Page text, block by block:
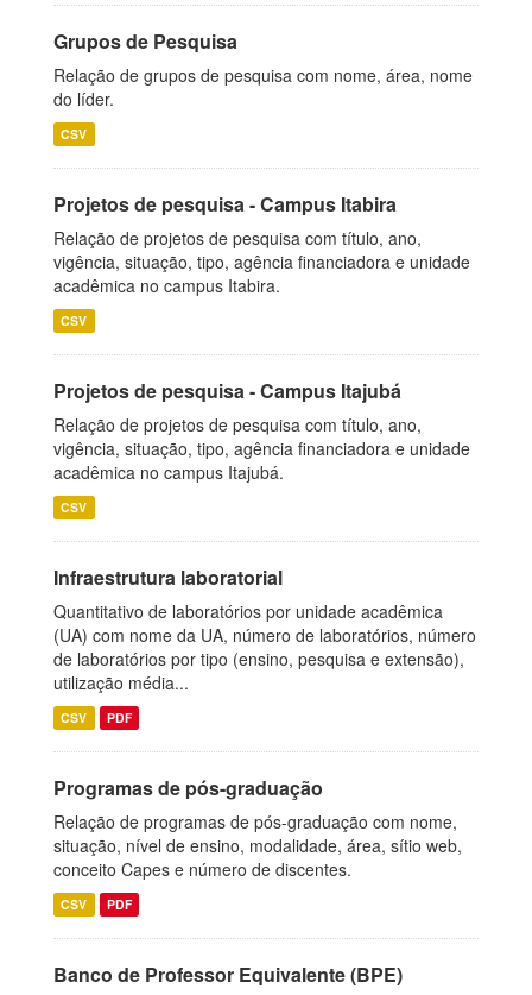
Grupos de Pesquisa
Relação de grupos de pesquisa com nome, área, nome
do líder.
CSV
Projetos de pesquisa - Campus Itabira
Relação de projetos de pesquisa com título, ano,
vigência, situação, tipo, agência financiadora e unidade
acadêmica no campus Itabira.
CSV
Projetos de pesquisa - Campus Itajubá
Relação de projetos de pesquisa com título, ano,
vigência, situação, tipo, agência financiadora e unidade
acadêmica no campus Itajubá.
CSV
Infraestrutura laboratorial
Quantitativo de laboratórios por unidade acadêmica
(UA) com nome da UA, número de laboratórios, número
de laboratórios por tipo (ensino, pesquisa e extensão),
utilização média...
CSV PDF
Programas de pós-graduação
Relação de programas de pós-graduação com nome,
situação, nível de ensino, modalidade, área, sítio web,
conceito Capes e número de discentes.
CSV PDF
Banco de Professor Equivalente (BPE)